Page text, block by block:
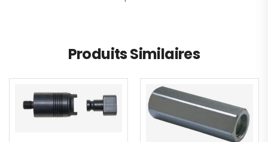
Produits Similaires